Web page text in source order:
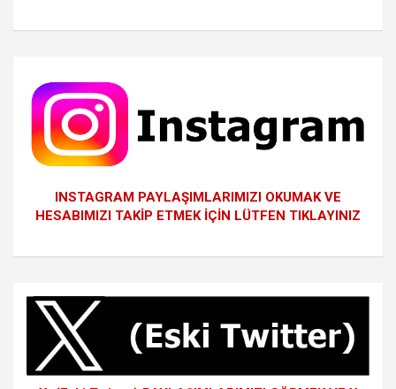
INSTAGRAM PAYLAŞIMLARIMIZI OKUMAK VE
HESABIMIZI TAKİP ETMEK İÇİN LÜTFEN TIKLAYINIZ